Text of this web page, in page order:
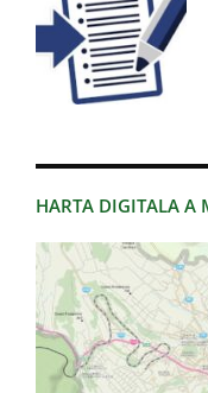
HARTA DIGITALA A